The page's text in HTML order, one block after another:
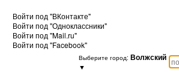
Войти под "ВКонтакте"
Войти под "Одноклассники"
Войти под "Mail.ru"
Войти под "Facebook"
Выберите город: Волжский
▼